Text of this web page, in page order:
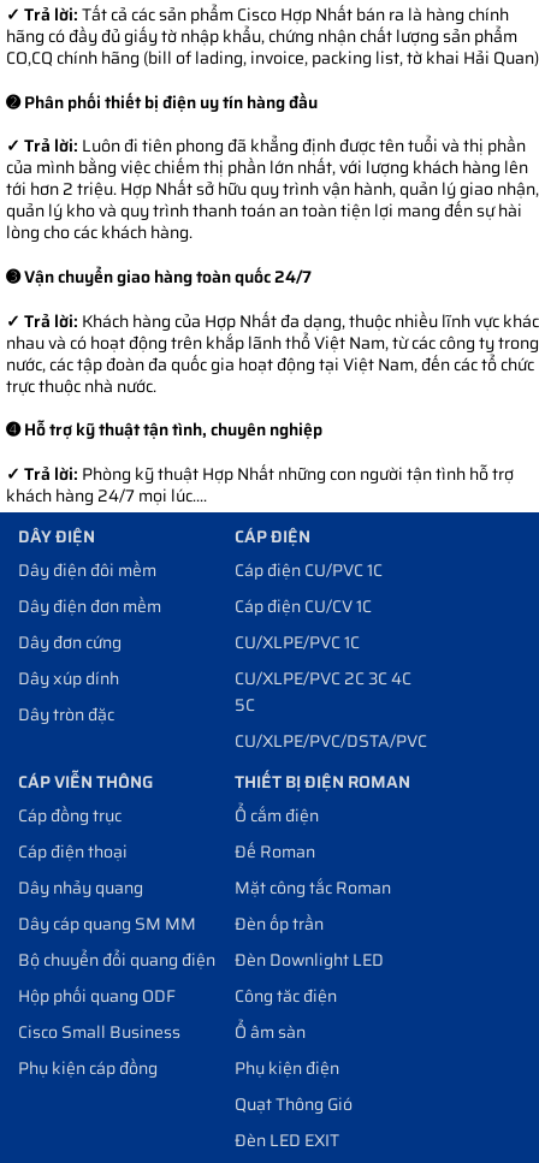
✓ Trả lời:Tất cả các sản phẩm Cisco Hợp Nhất bán ra là hàng chính
hãng có đầy đủ giấy tờ nhập khẩu, chứng nhận chất lượng sản phẩm
CO,CQ chính hãng (bill of lading, invoice, packing list, tờ khai Hải Quan)
➋ Phân phối thiết bị điện uy tín hàng đầu
✓ Trả lời: Luôn đi tiên phong đã khẳng định được tên tuổi và thị phần
của mình bằng việc chiếm thị phần lớn nhất, với lượng khách hàng lên
tới hơn 2 triệu. Hợp Nhất sở hữu quy trình vận hành, quản lý giao nhận,
quản lý kho và quy trình thanh toán an toàn tiện lợi mang đến sự hài
lòng cho các khách hàng.
➌ Vận chuyển giao hàng toàn quốc 24/7
✓ Trả lời: Khách hàng của Hợp Nhất đa dạng, thuộc nhiều lĩnh vực khác
nhau và có hoạt động trên khắp lãnh thổ Việt Nam, từ các công ty trong
nước, các tập đoàn đa quốc gia hoạt động tại Việt Nam, đến các tổ chức
trực thuộc nhà nước.
➍ Hỗ trợ kỹ thuật tận tình, chuyên nghiệp
✓ Trả lời: Phòng kỹ thuật Hợp Nhất những con người tận tình hỗ trợ
khách hàng 24/7 mọi lúc....
DÂY ĐIỆN
Dây điện đôi mềm
Dây điện đơn mềm
Dây đơn cứng
Dây xúp dính
Dây tròn đặc
CÁP ĐIỆN
Cáp điện CU/PVC 1C
Cáp điện CU/CV 1C
CU/XLPE/PVC 1C
CU/XLPE/PVC 2C 3C 4C
5C
CU/XLPE/PVC/DSTA/PVC
CÁP VIỄN THÔNG
Cáp đồng trục
Cáp điện thoại
Dây nhảy quang
Dây cáp quang SM MM
Bộ chuyển đổi quang điện
Hộp phối quang ODF
Cisco Small Business
Phụ kiện cáp đồng
THIẾT BỊ ĐIỆN ROMAN
Ổ cắm điện
Đế Roman
Mặt công tắc Roman
Đèn ốp trần
Đèn Downlight LED
Công tăc điện
Ổ âm sàn
Phụ kiện điện
Quạt Thông Gió
Đèn LED EXIT